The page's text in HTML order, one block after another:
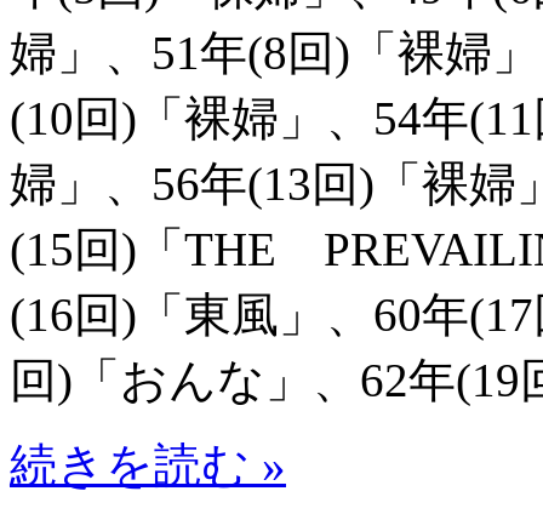
婦」、51年(8回)「裸婦
(10回)「裸婦」、54年
婦」、56年(13回)「裸婦
(15回)「THE
(16回)「東風」、60年
回)「おんな」、62年(19
続きを読む »